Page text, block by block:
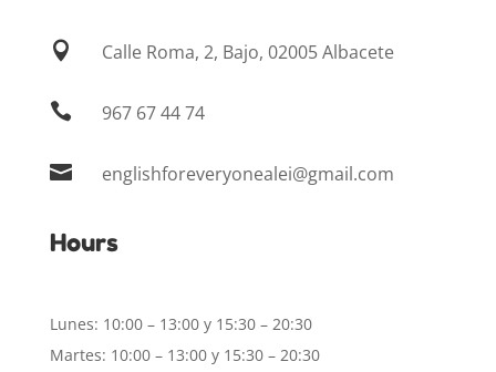
 Calle Roma, 2, Bajo, 02005 Albacete
 967 67 44 74
 englishforeveryonealei@gmail.com
Hours
Lunes: 10:00 – 13:00 y 15:30 – 20:30
Martes: 10:00 – 13:00 y 15:30 – 20:30